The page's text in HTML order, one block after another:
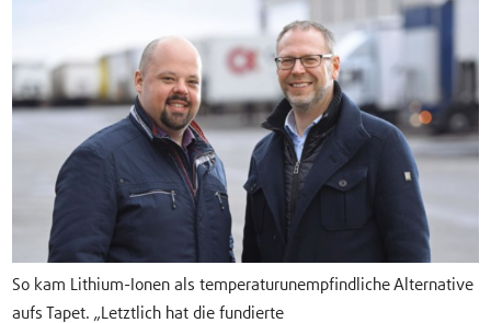
So kam Lithium-Ionen als temperaturunempfindliche Alternative
aufs Tapet. „Letztlich hat die fundierte